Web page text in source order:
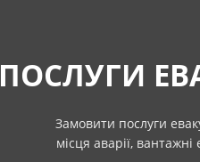
ПОСЛУГИ
Замовити послуги
місця аварії,